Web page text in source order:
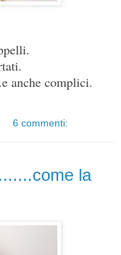
anche complici.
6 commenti:
la